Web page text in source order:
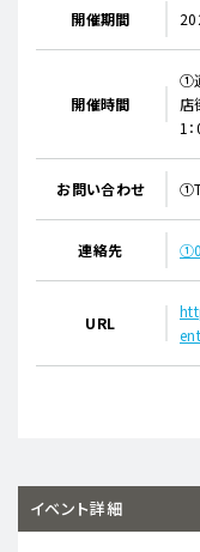
開催期間
開催時間
①
店
1
お問い合わせ
連絡先
URL
イベント詳細